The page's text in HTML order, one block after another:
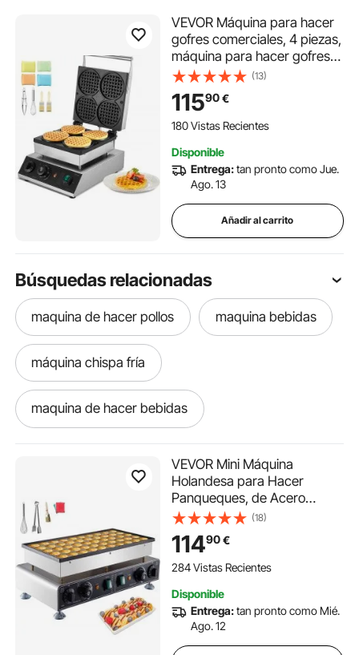
VEVOR Máquina para hacer
gofres comerciales, 4 piezas,
máquina para hacer gofres
redondos, plancha para
gofres belgas de acero
inoxidable antiadherente de
1750 W con control de
restaurantes, panaderías,
bares y familias
(13)
11590€
180 Vistas Recientes
Disponible
Entrega:tan pronto como Jue.
Ago. 13
Añadir al carrito
Búsquedas relacionadas
maquina de hacer pollos maquina bebidas
máquina chispa fría
maquina de hacer bebidas
maquinas para hacer pollos maquina 36
maquina cierra maquina taller chapas
maquinas de bebida
maquina para poner cierres
VEVOR Mini Máquina
Holandesa para Hacer
Panqueques, de Acero
Inoxidable Antiadherente,
para Dorayakis, 1800 W,
Control de Temperatura y
Tiempo Dual, para Cocina,
mm
(18)
11490€
284 Vistas Recientes
Disponible
Entrega:tan pronto como Mié.
Ago. 12